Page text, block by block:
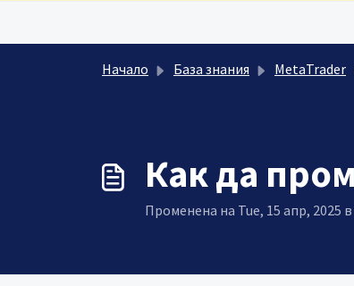
Начало База знания MetaTrader
Как да
Променена на Tue, 15 апр, 2025 в